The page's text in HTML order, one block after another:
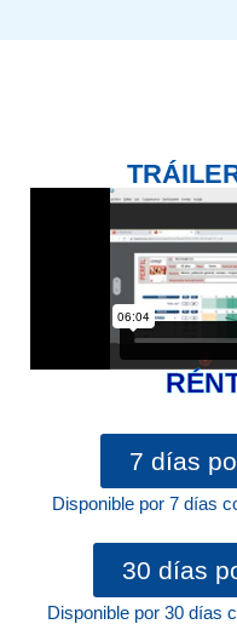
7 días
Disponible por 7 días
30 días
Disponible por 30 días